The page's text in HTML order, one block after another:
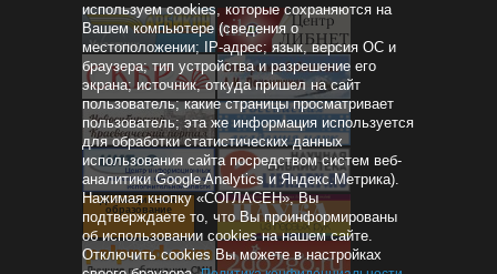
Дистанционное
образование
используем cookies, которые сохраняются на
Вашем компьютере (сведения о
местоположении; IP-адрес; язык, версия ОС и
браузера; тип устройства и разрешение его
экрана; источник, откуда пришел на сайт
пользователь; какие страницы просматривает
пользователь; эта же информация используется
для обработки статистических данных
использования сайта посредством систем веб-
аналитики Google Analytics и Яндекс.Метрика).
Нажимая кнопку «СОГЛАСЕН», Вы
подтверждаете то, что Вы проинформированы
об использовании cookies на нашем сайте.
Отключить cookies Вы можете в настройках